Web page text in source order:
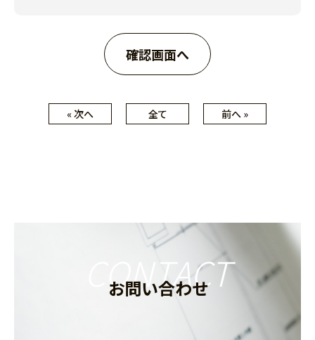
« 次へ 全て 前へ »
CONTACT
お問い合わせ